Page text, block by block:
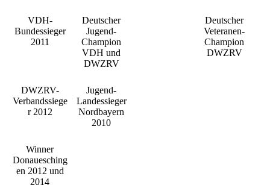
VDH-
Bundessieger
2011
Deutscher
Jugend-
Champion
VDH und
DWZRV
Deutscher
Veteranen-
Champion
DWZRV
DWZRV-
Verbandssiege
r 2012
Jugend-
Landessieger
Nordbayern
2010
Winner
Donauesching
en 2012 und
2014